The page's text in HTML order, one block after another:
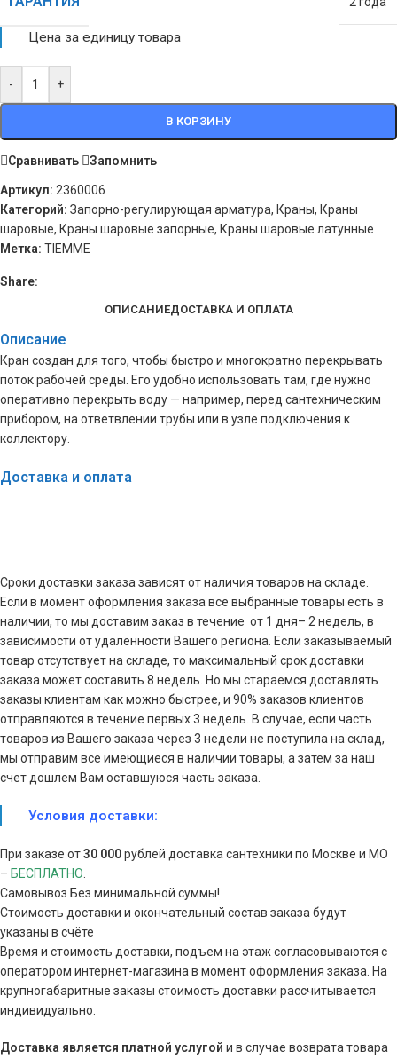
Цена за единицу товара
- +
В КОРЗИНУ
Сравнивать Запомнить
Артикул: 2360006
Категорий: Запорно-регулирующая арматура, Краны, Краны
шаровые, Краны шаровые запорные, Краны шаровые латунные
Метка: TIEMME
Share:
ОПИСАНИЕДОСТАВКА И ОПЛАТА
Описание
Кран создан для того, чтобы быстро и многократно перекрывать
поток рабочей среды. Его удобно использовать там, где нужно
оперативно перекрыть воду — например, перед сантехническим
прибором, на ответвлении трубы или в узле подключения к
коллектору.
Доставка и оплата
Сроки доставки заказа зависят от наличия товаров на складе.
Если в момент оформления заказа все выбранные товары есть в
наличии, то мы доставим заказ в течение от 1 дня– 2 недель, в
зависимости от удаленности Вашего региона. Если заказываемый
товар отсутствует на складе, то максимальный срок доставки
заказа может составить 8 недель. Но мы стараемся доставлять
заказы клиентам как можно быстрее, и 90% заказов клиентов
отправляются в течение первых 3 недель. В случае, если часть
товаров из Вашего заказа через 3 недели не поступила на склад,
мы отправим все имеющиеся в наличии товары, а затем за наш
счет дошлем Вам оставшуюся часть заказа.
Условия доставки:
При заказе от30 000рублей доставка сантехники по Москве и МО
– БЕСПЛАТНО.
Самовывоз Без минимальной суммы!
Стоимость доставки и окончательный состав заказа будут
указаны в счёте
Время и стоимость доставки, подъем на этаж согласовываются с
оператором интернет-магазина в момент оформления заказа. На
крупногабаритные заказы стоимость доставки рассчитывается
индивидуально.
Доставка является платной услугой и в случае возврата товара